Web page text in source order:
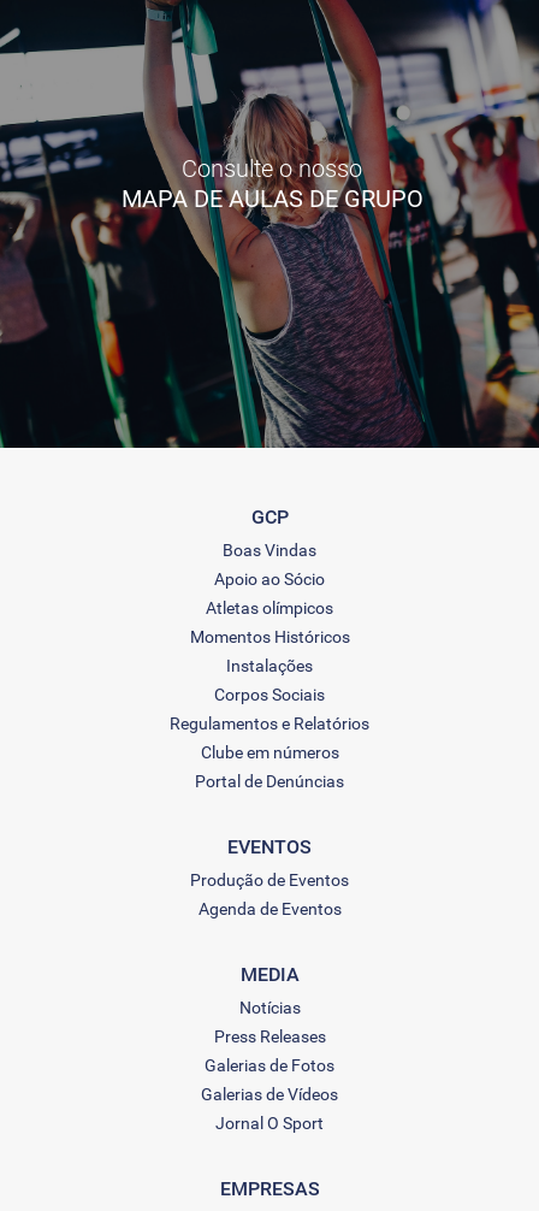
Consulte o nosso
MAPA DE AULAS DE GRUPO
GCP
Boas Vindas
Apoio ao Sócio
Atletas olímpicos
Momentos Históricos
Instalações
Corpos Sociais
Regulamentos e Relatórios
Clube em números
Portal de Denúncias
EVENTOS
Produção de Eventos
Agenda de Eventos
MEDIA
Notícias
Press Releases
Galerias de Fotos
Galerias de Vídeos
Jornal O Sport
EMPRESAS